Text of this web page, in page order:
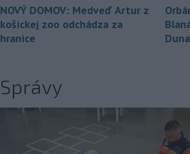
NOVÝ DOMOV: Medveď Artur z
košickej zoo odchádza za
hranice
Správy